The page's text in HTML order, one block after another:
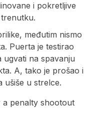
i pokretljive
međutim nismo
Puerta je testirao
ugvati na spavanju
A, tako je prošao i
ušiše u strelce.
penalty shootout